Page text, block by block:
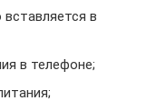
в
в телефоне;